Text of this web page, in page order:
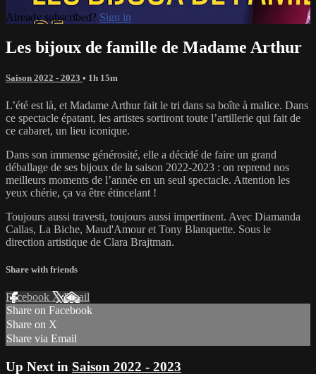
Already subscribed? Sign in
Les bijoux de famille de Madame Arthur
Saison 2022 - 2023 • 1h 15m
L’été est là, et Madame Arthur fait le tri dans sa boîte à malice. Dans
ce spectacle épatant, les artistes sortiront toute l’artillerie qui fait de
ce cabaret, un lieu iconique.
Dans son immense générosité, elle a décidé de faire un grand
déballage de ses bijoux de la saison 2022-2023 : on reprend nos
meilleurs moments de l’année en un seul spectacle. Attention les
yeux chérie, ça va être étincelant !
Toujours aussi travesti, toujours aussi impertinent. Avec Diamanda
Callas, La Biche, Maud'Amour et Tony Blanquette. Sous le
direction artistique de Clara Brajtman.
Share with friends
Facebook XEmail
Share on Facebook
Share on X
Share via Email
Up Next in Saison 2022 - 2023